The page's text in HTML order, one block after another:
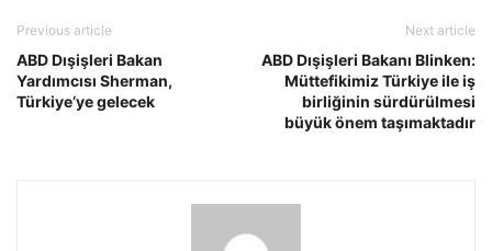
Previous article
ABD Dışişleri Bakan
Yardımcısı Sherman,
Türkiye’ye gelecek
Next article
ABD Dışişleri Bakanı Blinken:
Müttefikimiz Türkiye ile iş
birliğinin sürdürülmesi
büyük önem taşımaktadır